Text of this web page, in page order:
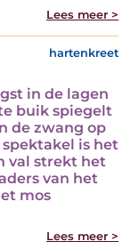
Lees meer >
hartenkreet
in de lagen
buik spiegelt
de zwang op
is het
val strekt het
van het
mos
Lees meer >